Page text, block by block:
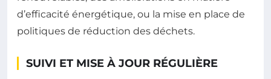
d’efficacité énergétique, ou la mise en place de
politiques de réduction des déchets.
SUIVI ET MISE À JOUR RÉGULIÈRE